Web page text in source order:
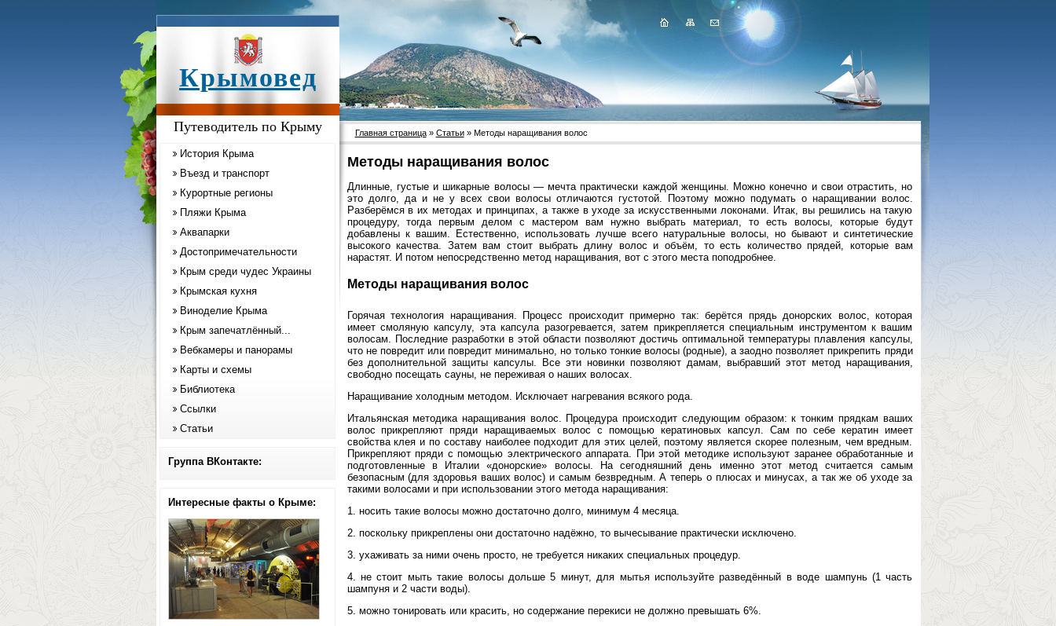
Крымовед
Путеводитель по Крыму
История Крыма
Въезд и транспорт
Курортные регионы
Пляжи Крыма
Аквапарки
Достопримечательности
Крым среди чудес Украины
Крымская кухня
Виноделие Крыма
Крым запечатлённый...
Вебкамеры и панорамы
Карты и схемы
Библиотека
Ссылки
Статьи
Группа ВКонтакте:
Интересные факты о Крыме:
Главная страница» Статьи» Методы наращивания волос
Методы наращивания волос
Длинные, густые и шикарные волосы — мечта практически каждой женщины. Можно конечно и свои отрастить, но
это долго, да и не у всех свои волосы отличаются густотой. Поэтому можно подумать о наращивании волос.
Разберёмся в их методах и принципах, а также в уходе за искусственными локонами. Итак, вы решились на такую
процедуру, тогда первым делом с мастером вам нужно выбрать материал, то есть волосы, которые будут
добавлены к вашим. Естественно, использовать лучше всего натуральные волосы, но бывают и синтетические
высокого качества. Затем вам стоит выбрать длину волос и объём, то есть количество прядей, которые вам
нарастят. И потом непосредственно метод наращивания, вот с этого места поподробнее.
Методы наращивания волос
Горячая технология наращивания. Процесс происходит примерно так: берётся прядь донорских волос, которая
имеет смоляную капсулу, эта капсула разогревается, затем прикрепляется специальным инструментом к вашим
волосам. Последние разработки в этой области позволяют достичь оптимальной температуры плавления капсулы,
что не повредит или повредит минимально, но только тонкие волосы (родные), а заодно позволяет прикрепить пряди
без дополнительной защиты капсулы. Все эти новинки позволяют дамам, выбравший этот метод наращивания,
свободно посещать сауны, не переживая о наших волосах.
Наращивание холодным методом. Исключает нагревания всякого рода.
Итальянская методика наращивания волос. Процедура происходит следующим образом: к тонким прядкам ваших
волос прикрепляют пряди наращиваемых волос с помощью кератиновых капсул. Сам по себе кератин имеет
свойства клея и по составу наиболее подходит для этих целей, поэтому является скорее полезным, чем вредным.
Прикрепляют пряди с помощью электрического аппарата. При этой методике используют заранее обработанные и
подготовленные в Италии «донорские» волосы. На сегодняшний день именно этот метод считается самым
безопасным (для здоровья ваших волос) и самым безвредным. А теперь о плюсах и минусах, а так же об уходе за
такими волосами и при использовании этого метода наращивания:
1. носить такие волосы можно достаточно долго, минимум 4 месяца.
2. поскольку прикреплены они достаточно надёжно, то вычесывание практически исключено.
3. ухаживать за ними очень просто, не требуется никаких специальных процедур.
4. не стоит мыть такие волосы дольше 5 минут, для мытья используйте разведённый в воде шампунь (1 часть
шампуня и 2 части воды).
5. можно тонировать или красить, но содержание перекиси не должно превышать 6%.